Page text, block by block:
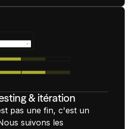
& itération
pas une fin, c'est un
suivons les